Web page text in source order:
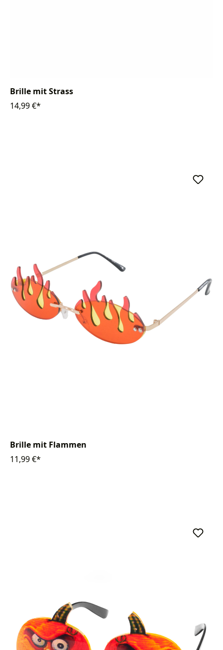
Brille mit Strass
14,99 €*
Brille mit Flammen
11,99 €*